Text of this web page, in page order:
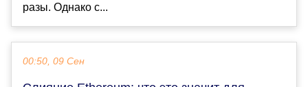
разы. Однако с...
00:50, 09 Сен